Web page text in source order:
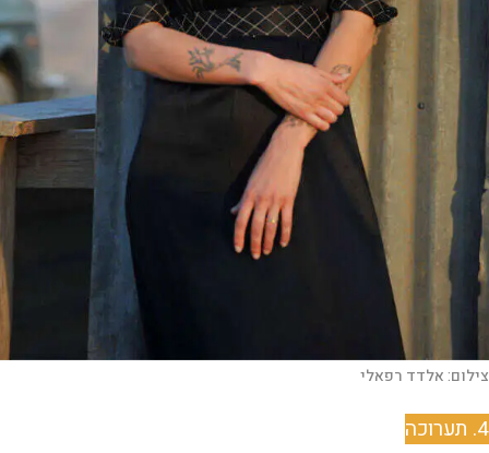
צילום:אלדד רפאלי
4. תערוכה